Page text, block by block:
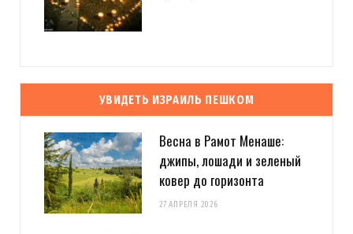
УВИДЕТЬ ИЗРАИЛЬ ПЕШКОМ
Весна в Рамот Менаше:
джипы, лошади и зеленый
ковер до горизонта
27 АПРЕЛЯ 2026